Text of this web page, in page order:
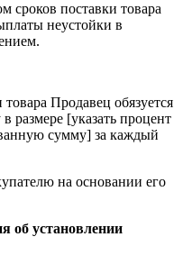
сроков поставки товара
неустойки в
Продавец обязуется
размере [указать процент
сумму] за каждый
на основании его
об установлении